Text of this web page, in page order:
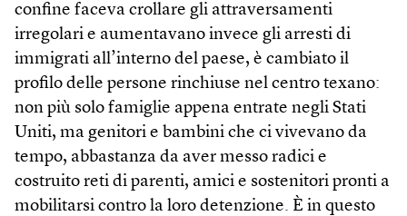
confine faceva crollare gli attraversamenti
irregolari e aumentavano invece gli arresti di
immigrati all’interno del paese, è cambiato il
profilo delle persone rinchiuse nel centro texano:
non più solo famiglie appena entrate negli Stati
Uniti, ma genitori e bambini che ci vivevano da
tempo, abbastanza da aver messo radici e
costruito reti di parenti, amici e sostenitori pronti a
mobilitarsi contro la loro detenzione. È in questo